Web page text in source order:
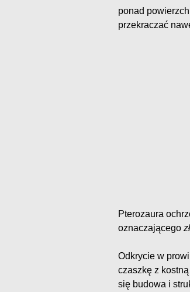
ponad
przekraczać
Pterozaura
oznaczającego
Odkrycie w
czaszkę z
się budowa i